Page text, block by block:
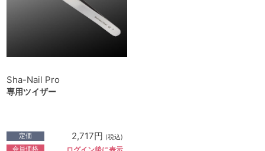
Sha-Nail Pro
専用ツイザー
定価 2,717円 (税込)
会員価格